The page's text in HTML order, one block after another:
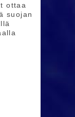
ottaa
suojan